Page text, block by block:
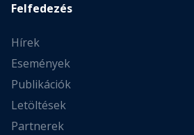
Felfedezés
Hírek
Események
Publikációk
Letöltések
Partnerek